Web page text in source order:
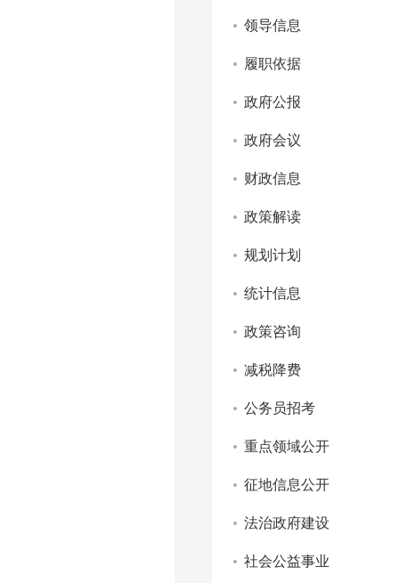
领导信息
履职依据
政府公报
政府会议
财政信息
政策解读
规划计划
统计信息
政策咨询
减税降费
公务员招考
重点领域公开
征地信息公开
法治政府建设
社会公益事业